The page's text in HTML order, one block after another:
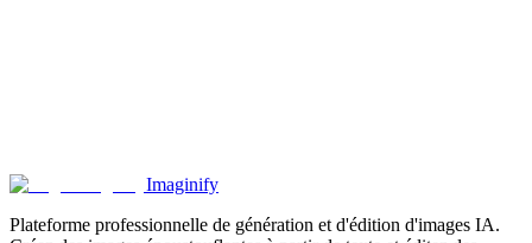
Commencez à utiliser l'IA image vers image
Imaginify
Plateforme professionnelle de génération et d'édition d'images IA.